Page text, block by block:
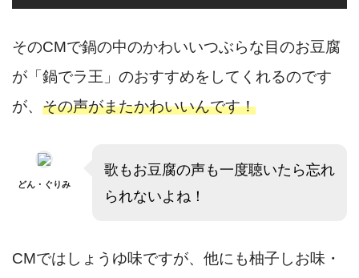
そのCMで鍋の中のかわいいつぶらな目のお豆腐
が「鍋でラ王」のおすすめをしてくれるのです
が、 その声がまたかわいいんです！
どん・ぐりみ
歌もお豆腐の声も一度聴いたら忘れ
られないよね！
CMではしょうゆ味ですが、他にも柚子しお味・